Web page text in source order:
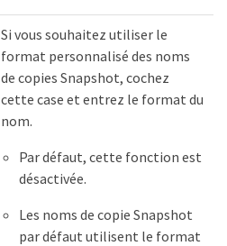
Si vous souhaitez utiliser le
format personnalisé des noms
de copies Snapshot, cochez
cette case et entrez le format du
nom.
Par défaut, cette fonction est
désactivée.
Les noms de copie Snapshot
par défaut utilisent le format